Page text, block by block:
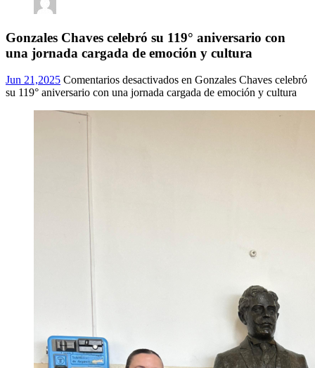
Gonzales Chaves celebró su 119° aniversario con
una jornada cargada de emoción y cultura
Jun 21,2025 Comentarios desactivados en Gonzales Chaves celebró
su 119° aniversario con una jornada cargada de emoción y cultura